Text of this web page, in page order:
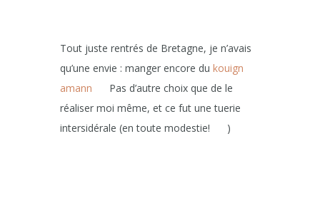
Tout juste rentrés de Bretagne, je n’avais
qu’une envie : manger encore du kouign
amann
Pas d’autre choix que de le
réaliser moi même, et ce fut une tuerie
intersidérale (en toute modestie!
)